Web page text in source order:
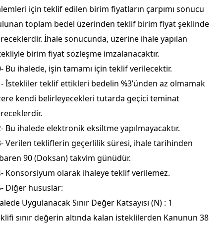
için teklif edilen birim fiyatların çarpımı sonucu
toplam bedel üzerinden teklif birim fiyat şeklinde
İhale sonucunda, üzerine ihale yapılan
birim fiyat sözleşme imzalanacaktır.
Bu ihalede, işin tamamı için teklif verilecektir.
İstekliler teklif ettikleri bedelin %3’ünden az olmamak
kendi belirleyecekleri tutarda geçici teminat
Bu ihalede elektronik eksiltme yapılmayacaktır.
Verilen tekliflerin geçerlilik süresi, ihale tarihinden
90 (Doksan) takvim günüdür.
Konsorsiyum olarak ihaleye teklif verilemez.
Diğer hususlar:
Uygulanacak Sınır Değer Katsayısı (N) : 1
sınır değerin altında kalan isteklilerden Kanunun 38